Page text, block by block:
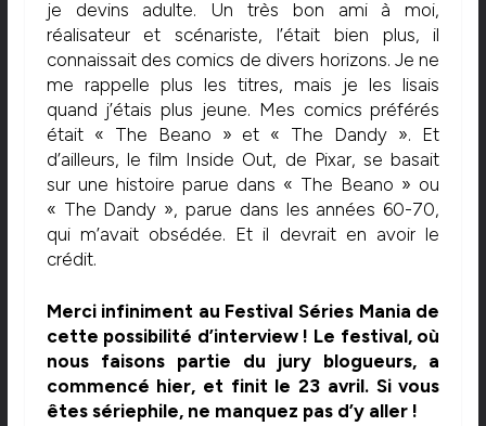
je devins adulte. Un très bon ami à moi,
réalisateur et scénariste, l’était bien plus, il
connaissait des comics de divers horizons. Je ne
me rappelle plus les titres, mais je les lisais
quand j’étais plus jeune. Mes comics préférés
était « The Beano » et « The Dandy ». Et
d’ailleurs, le film Inside Out, de Pixar, se basait
sur une histoire parue dans « The Beano » ou
« The Dandy », parue dans les années 60-70,
qui m’avait obsédée. Et il devrait en avoir le
crédit.
Merci infiniment au Festival Séries Mania de
cette possibilité d’interview ! Le festival, où
nous faisons partie du jury blogueurs, a
commencé hier, et finit le 23 avril. Si vous
êtes sériephile, ne manquez pas d’y aller !